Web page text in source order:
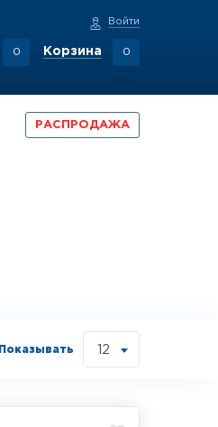
0 0
Корзина
Войти
РАСПРОДАЖА
Показывать 12